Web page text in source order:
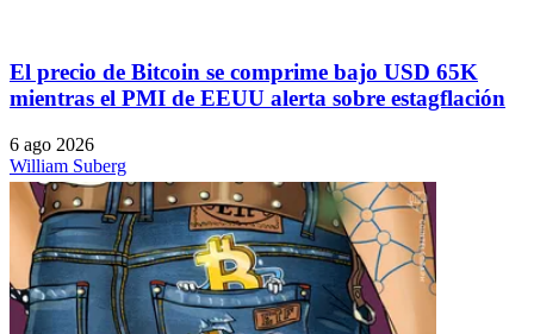
El precio de Bitcoin se comprime bajo USD 65K
mientras el PMI de EEUU alerta sobre estagflación
6 ago 2026
William Suberg